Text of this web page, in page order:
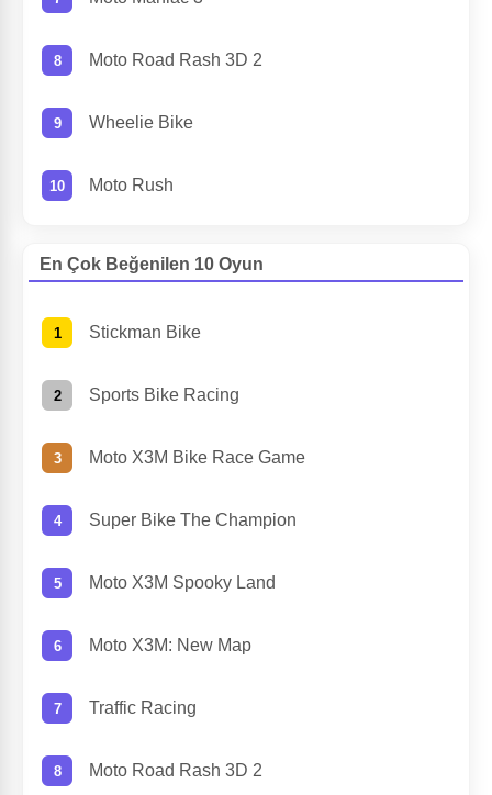
Moto Road Rash 3D 2
Wheelie Bike
Moto Rush
En Çok Beğenilen 10 Oyun
Stickman Bike
Sports Bike Racing
Moto X3M Bike Race Game
Super Bike The Champion
Moto X3M Spooky Land
Moto X3M: New Map
Traffic Racing
Moto Road Rash 3D 2